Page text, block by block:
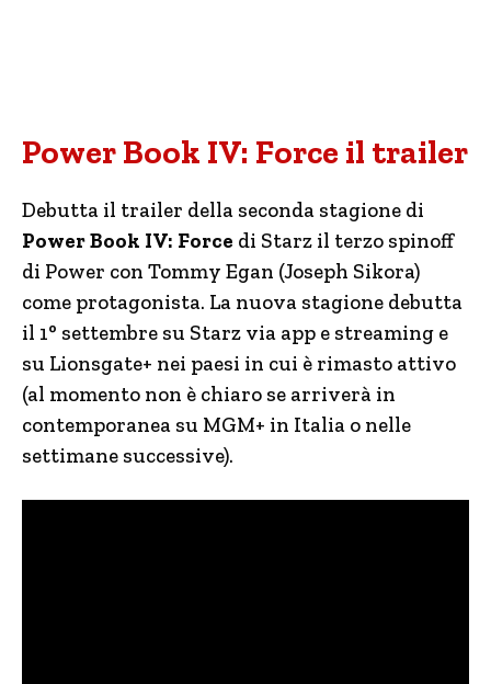
Power Book IV: Force il trailer
Debutta il trailer della seconda stagione di
Power Book IV: Force di Starz il terzo spinoff
di Power con Tommy Egan (Joseph Sikora)
come protagonista. La nuova stagione debutta
il 1° settembre su Starz via app e streaming e
su Lionsgate+ nei paesi in cui è rimasto attivo
(al momento non è chiaro se arriverà in
contemporanea su MGM+ in Italia o nelle
settimane successive).